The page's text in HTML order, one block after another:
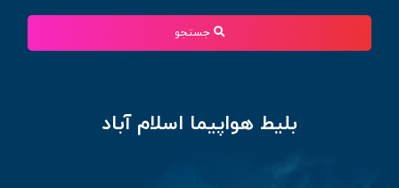
جستجو
بلیط هواپیما اسلام آباد